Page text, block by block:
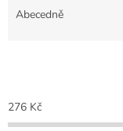
o
d
Abecedně
276 Kč